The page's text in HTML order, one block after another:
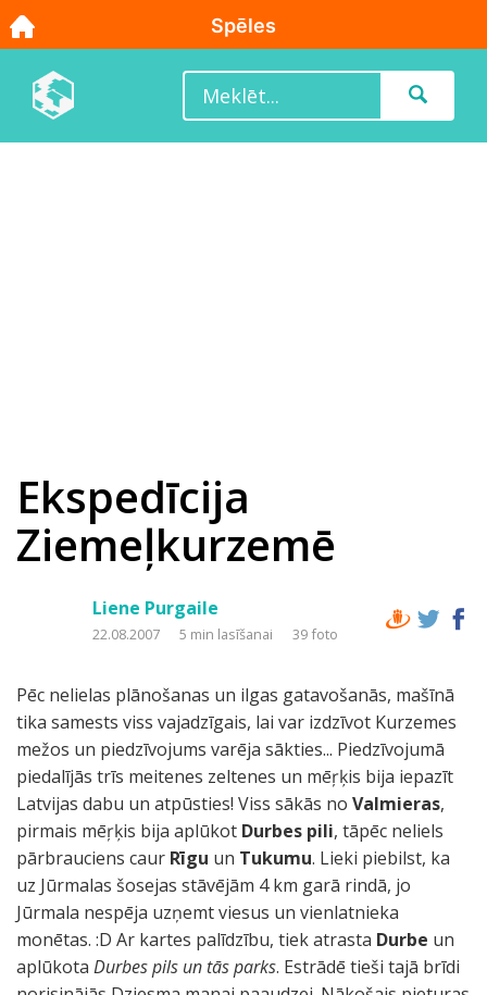
Ekspedīcija
Ziemeļkurzemē
Liene Purgaile
22.08.2007 5 min lasīšanai 39 foto
Pēc nelielas plānošanas un ilgas gatavošanās, mašīnā
tika samests viss vajadzīgais, lai var izdzīvot Kurzemes
mežos un piedzīvojums varēja sākties... Piedzīvojumā
piedalījās trīs meitenes zeltenes un mēŗķis bija iepazīt
Latvijas dabu un atpūsties! Viss sākās no Valmieras,
pirmais mēŗķis bija aplūkot Durbes pili, tāpēc neliels
pārbrauciens caur Rīgu un Tukumu. Lieki piebilst, ka
uz Jūrmalas šosejas stāvējām 4 km garā rindā, jo
Jūrmala nespēja uzņemt viesus un vienlatnieka
monētas. :D Ar kartes palīdzību, tiek atrasta Durbe un
aplūkota Durbes pils un tās parks. Estrādē tieši tajā brīdi